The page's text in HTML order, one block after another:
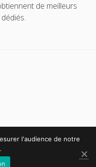
de meilleurs
l'audience de notre